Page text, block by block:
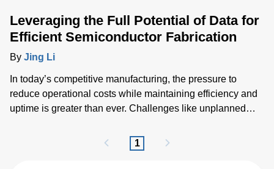
Leveraging the Full Potential of Data for
Efficient Semiconductor Fabrication
By Jing Li
In today’s competitive manufacturing, the pressure to
reduce operational costs while maintaining efficiency and
uptime is greater than ever. Challenges like unplanned
troubleshooting, and the ripple effects of no problem
observed (NPO) returns on production, labor, and logistics
1